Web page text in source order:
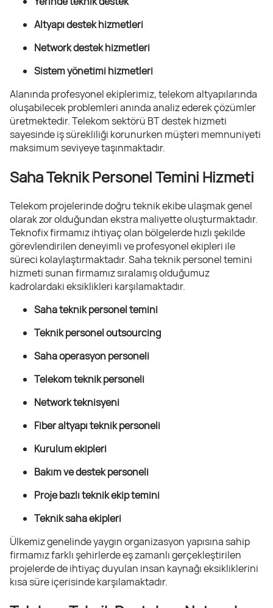
Altyapı destek hizmetleri
Network destek hizmetleri
Sistem yönetimi hizmetleri
Alanında profesyonel ekiplerimiz, telekom altyapılarında
oluşabilecek problemleri anında analiz ederek çözümler
üretmektedir. Telekom sektörü BT destek hizmeti
sayesinde iş sürekliliği korunurken müşteri memnuniyeti
maksimum seviyeye taşınmaktadır.
Saha Teknik Personel Temini Hizmeti
Telekom projelerinde doğru teknik ekibe ulaşmak genel
olarak zor olduğundan ekstra maliyette oluşturmaktadır.
Teknofix firmamız ihtiyaç olan bölgelerde hızlı şekilde
görevlendirilen deneyimli ve profesyonel ekipleri ile
süreci kolaylaştırmaktadır. Saha teknik personel temini
hizmeti sunan firmamız sıralamış olduğumuz
kadrolardaki eksiklikleri karşılamaktadır.
Saha teknik personel temini
Teknik personel outsourcing
Saha operasyon personeli
Telekom teknik personeli
Network teknisyeni
Fiber altyapı teknik personeli
Kurulum ekipleri
Bakım ve destek personeli
Proje bazlı teknik ekip temini
Teknik saha ekipleri
Ülkemiz genelinde yaygın organizasyon yapısına sahip
firmamız farklı şehirlerde eş zamanlı gerçekleştirilen
projelerde de ihtiyaç duyulan insan kaynağı eksikliklerini
kısa süre içerisinde karşılamaktadır.